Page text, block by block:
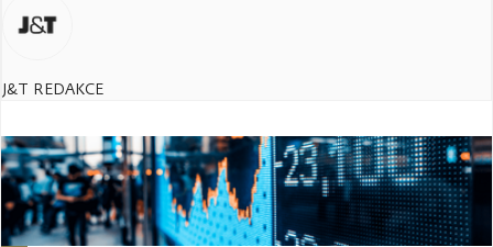
J&T REDAKCE